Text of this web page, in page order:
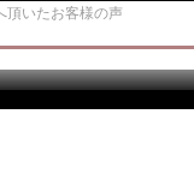
いたお客様の声